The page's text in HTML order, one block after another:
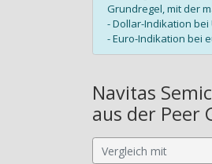
Grundregel, mit der
- Dollar-Indikation bei
- Euro-Indikation bei
Navitas
aus der Peer